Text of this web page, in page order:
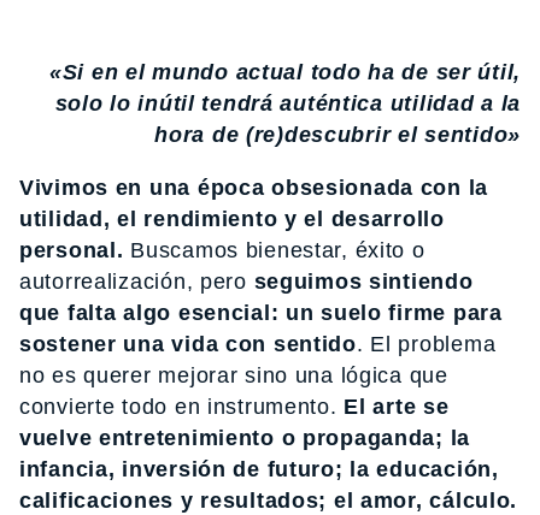
«Si en el mundo actual todo ha de ser útil,
solo lo inútil tendrá auténtica utilidad a la
hora de (re)descubrir el sentido»
Vivimos en una época obsesionada con la
utilidad, el rendimiento y el desarrollo
personal. Buscamos bienestar, éxito o
autorrealización, pero seguimos sintiendo
que falta algo esencial: un suelo firme para
sostener una vida con sentido. El problema
no es querer mejorar sino una lógica que
convierte todo en instrumento. El arte se
vuelve entretenimiento o propaganda; la
infancia, inversión de futuro; la educación,
calificaciones y resultados; el amor, cálculo.